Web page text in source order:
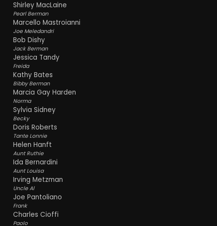
Shirley MacLaine
Pearl Berman
Marcello Mastroianni
Joe Meledandri
Bob Dishy
Jack Berman
Jessica Tandy
Freida
Kathy Bates
Bibby Berman
Marcia Gay Harden
Norma
Sylvia Sidney
Becky
Doris Roberts
Tante Lonnie
Helen Hanft
Aunt Ruthie
Ida Bernardini
Aunt Louisa
Irving Metzman
Uncle Al
Joe Pantoliano
Frank
Charles Cioffi
Paolo